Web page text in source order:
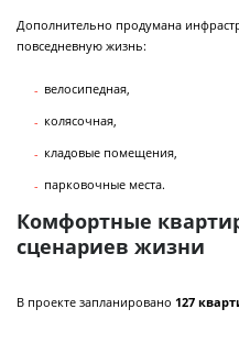
Дополнительно продумана
повседневную жизнь:
велосипедная,
колясочная,
кладовые помещения,
парковочные места.
Комфортные
сценариев жизни
В проекте запланировано 127